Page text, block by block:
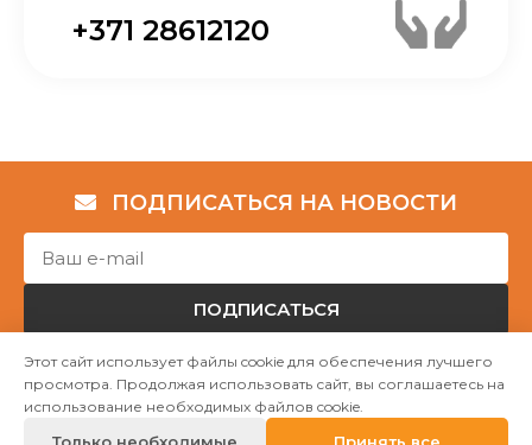
+371 28612120
ПОДПИСАТЬСЯ НА НОВОСТИ
ПОДПИСАТЬСЯ
Авторские права © НГО „Убежище "Надёжный дом""
Этот сайт использует файлы cookie для обеспечения лучшего
просмотра. Продолжая использовать сайт, вы соглашаетесь на
использование необходимых файлов cookie.